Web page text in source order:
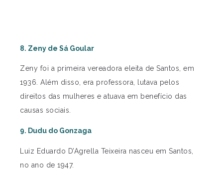
8. Zeny de Sá Goular
Zeny foi a primeira vereadora eleita de Santos, em
1936. Além disso, era professora, lutava pelos
direitos das mulheres e atuava em benefício das
causas sociais.
9. Dudu do Gonzaga
Luiz Eduardo D’Agrella Teixeira nasceu em Santos,
no ano de 1947.